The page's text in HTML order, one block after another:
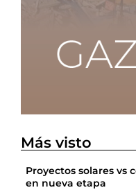
Más visto
Proyectos solares vs
en nueva etapa